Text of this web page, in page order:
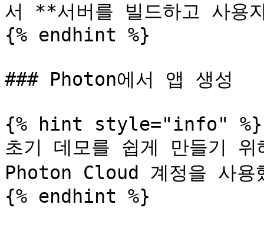
서 **서버를 빌드하고 사용
{% endhint %}
### Photon에서 앱 생성
{% hint style="info" %}
초기 데모를 쉽게 만들기
Photon Cloud 계정을 사용
{% endhint %}